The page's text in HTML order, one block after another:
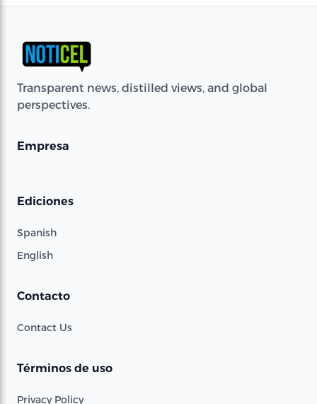
Transparent news, distilled views, and global
perspectives.
Empresa
Ediciones
Spanish
English
Contacto
Contact Us
Términos de uso
Privacy Policy